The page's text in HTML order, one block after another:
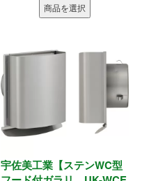
商品を選択
宇佐美工業【ステンWC型